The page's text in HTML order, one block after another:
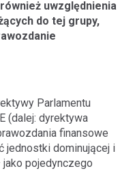
uwzględnienia
do tej grupy,
Parlamentu
(dalej: dyrektywa
finansowe
jednostki dominującej i
pojedynczego